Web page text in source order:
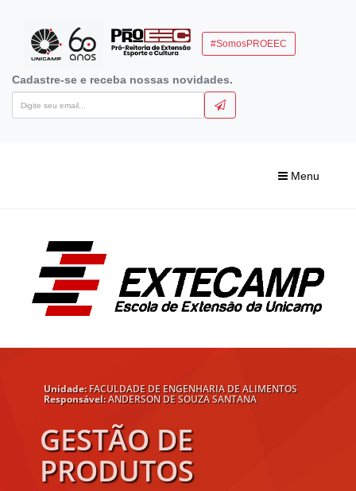
#SomosPROEEC
Cadastre-se e receba nossas novidades.
Menu
Unidade:FACULDADE DE ENGENHARIA DE ALIMENTOS
Responsável:ANDERSON DE SOUZA SANTANA
GESTÃO DE
PRODUTOS